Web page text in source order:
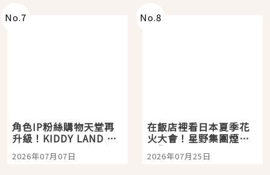
No.7
角色IP粉絲購物天堂再
升級！KIDDY LAND 原
宿店吉伊卡哇迎客，新
開幕 OMOKADO 店3分
2026年07月07日
No.8
在飯店裡看日本夏季花
火大會！星野集團煙火
景觀飯店6選，讓你不用
人擠人悠閒欣賞
2026年07月25日